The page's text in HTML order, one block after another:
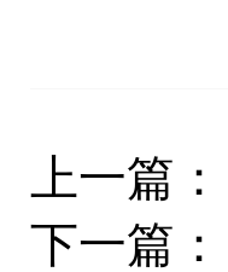
上一篇：
下一篇：